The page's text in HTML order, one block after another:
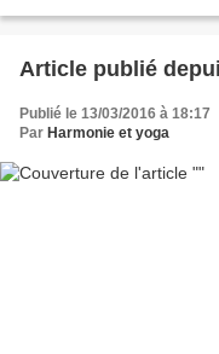
Publié le 13/03/2016 à 18:17
Par Harmonie et yoga